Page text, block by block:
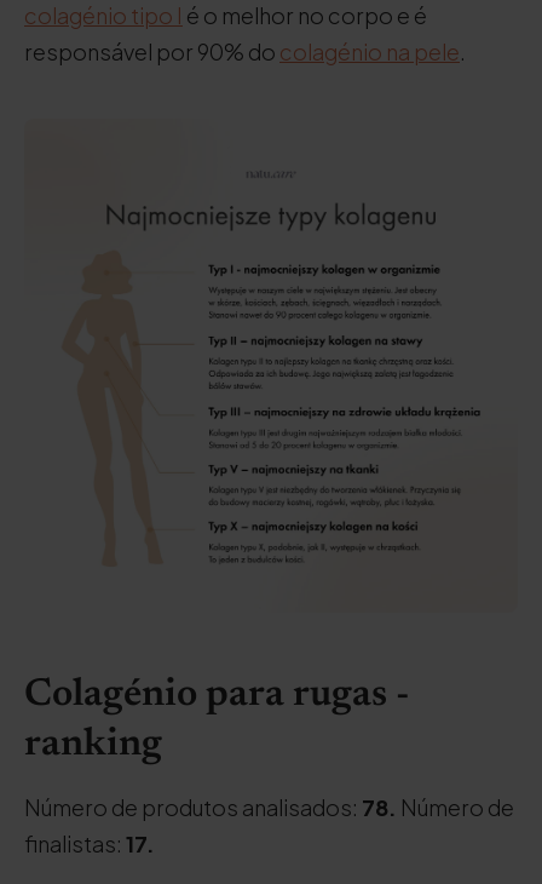
colagénio tipo I é o melhor no corpo e é
responsável por 90% do colagénio na pele.
Colagénio para rugas -
ranking
Número de produtos analisados: 78. Número de
finalistas: 17.